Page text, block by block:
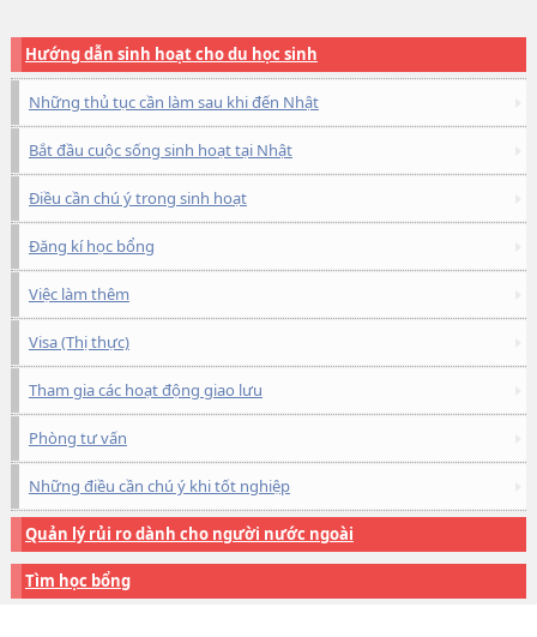
Hướng dẫn sinh hoạt cho du học sinh
Những thủ tục cần làm sau khi đến Nhật
Bắt đầu cuộc sống sinh hoạt tại Nhật
Điều cần chú ý trong sinh hoạt
Đăng kí học bổng
Việc làm thêm
Visa (Thị thực)
Tham gia các hoạt động giao lưu
Phòng tư vấn
Những điều cần chú ý khi tốt nghiệp
Quản lý rủi ro dành cho người nước ngoài
Tìm học bổng